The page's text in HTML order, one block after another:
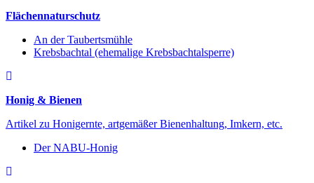
Flächennaturschutz
An der Taubertsmühle
Krebsbachtal (ehemalige Krebsbachtalsperre)
Honig & Bienen
Artikel zu Honigernte, artgemäßer Bienenhaltung, Imkern, etc.
Der NABU-Honig